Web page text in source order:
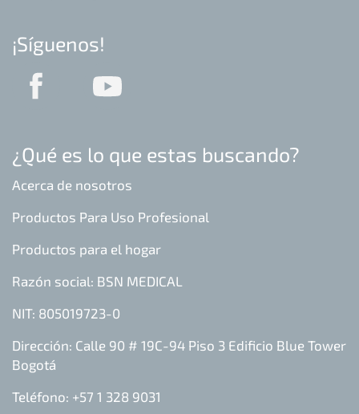
¡Síguenos!
¿Qué es lo que estas buscando?
Acerca de nosotros
Productos Para Uso Profesional
Productos para el hogar
Razón social: BSN MEDICAL
NIT: 805019723-0
Dirección: Calle 90 # 19C-94 Piso 3 Edificio Blue Tower
Bogotá
Teléfono: +57 1 328 9031